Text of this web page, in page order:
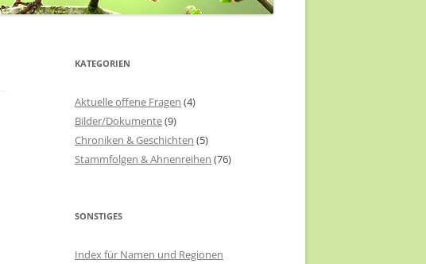
KATEGORIEN
Aktuelle offene Fragen (4)
Bilder/Dokumente(9)
Chroniken & Geschichten (5)
Stammfolgen & Ahnenreihen (76)
SONSTIGES
Index für Namen und Regionen